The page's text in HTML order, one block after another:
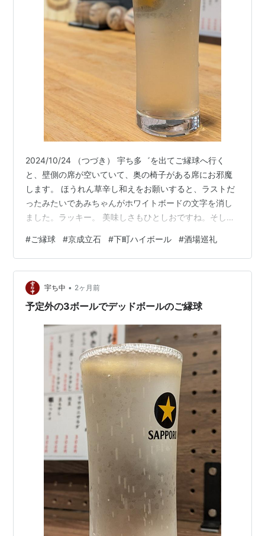
2024/10/24 （つづき） 宇ち多゛を出てご縁球へ行く
と、壁側の席が空いていて、奥の椅子がある席にお邪魔
します。 ほうれん草辛し和えをお願いすると、ラストだ
ったみたいであみちゃんがホワイトボードの文字を消し
ました。ラッキー。 美味しさもひとしおですね。そし
ボールをおかわりします。 ほうれん草を平らげ、里芋と
イカの煮物を追加します。 あみちゃんの煮物、美味しい
ですねえ。カズくん、あみちゃんとものんびりと会話が
できて、ゆるゆると過ごさせていただきました。ボール
を呑み干し、ごちそうさま。歩いて帰宅して、ぶどう割
#ご縁球 #京成立石 #下町ハイボール #酒場巡礼
宇ち中 • 2ヶ月前
予定外の3ボールでデッドボールのご縁球